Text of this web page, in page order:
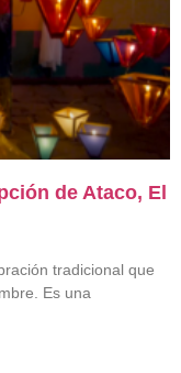
de Ataco, El
tradicional que
Es una